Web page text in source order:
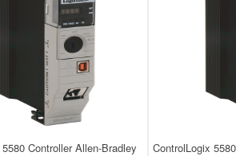
Controller Allen-Bradley
ControlLogix